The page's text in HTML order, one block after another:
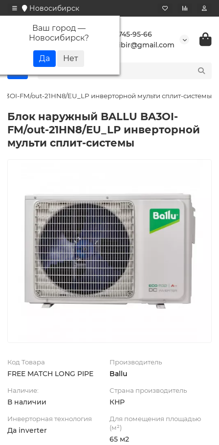
Новосибирск
Ваш город —
Новосибирск?
+7 923 745-95-66
buransibir@gmail.com
FM/out-21HN8/EU_LP инверторной мульти сплит-системы
Блок наружный BALLU BA3OI-
FM/out-21HN8/EU_LP инверторной
мульти сплит-системы
Код Товара
FREE MATCH LONG PIPE
Производитель
Ballu
Наличие:
В наличии
Страна производитель
КНР
Инверторная технология
Да inverter
Для помещения площадью
(м²)
65 м2